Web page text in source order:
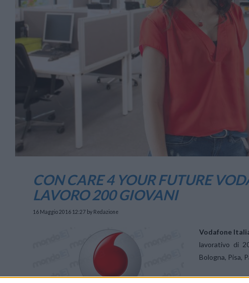
CON CARE 4 YOUR FUTURE
LAVORO 200 GIOVANI
16 Maggio 2016 12:27 by Redazione
Vodafone
lavorativo di
Bologna, Pisa,